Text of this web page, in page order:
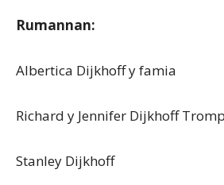
Rumannan:
Albertica Dijkhoff y famia
Richard y Jennifer Dijkhoff
Stanley Dijkhoff